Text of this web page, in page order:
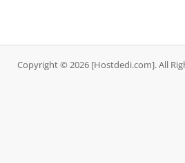
Copyright © 2026 [Hostdedi.com]. All